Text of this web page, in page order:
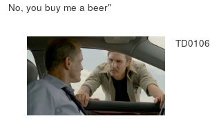
No, you buy me a beer"
TD0106